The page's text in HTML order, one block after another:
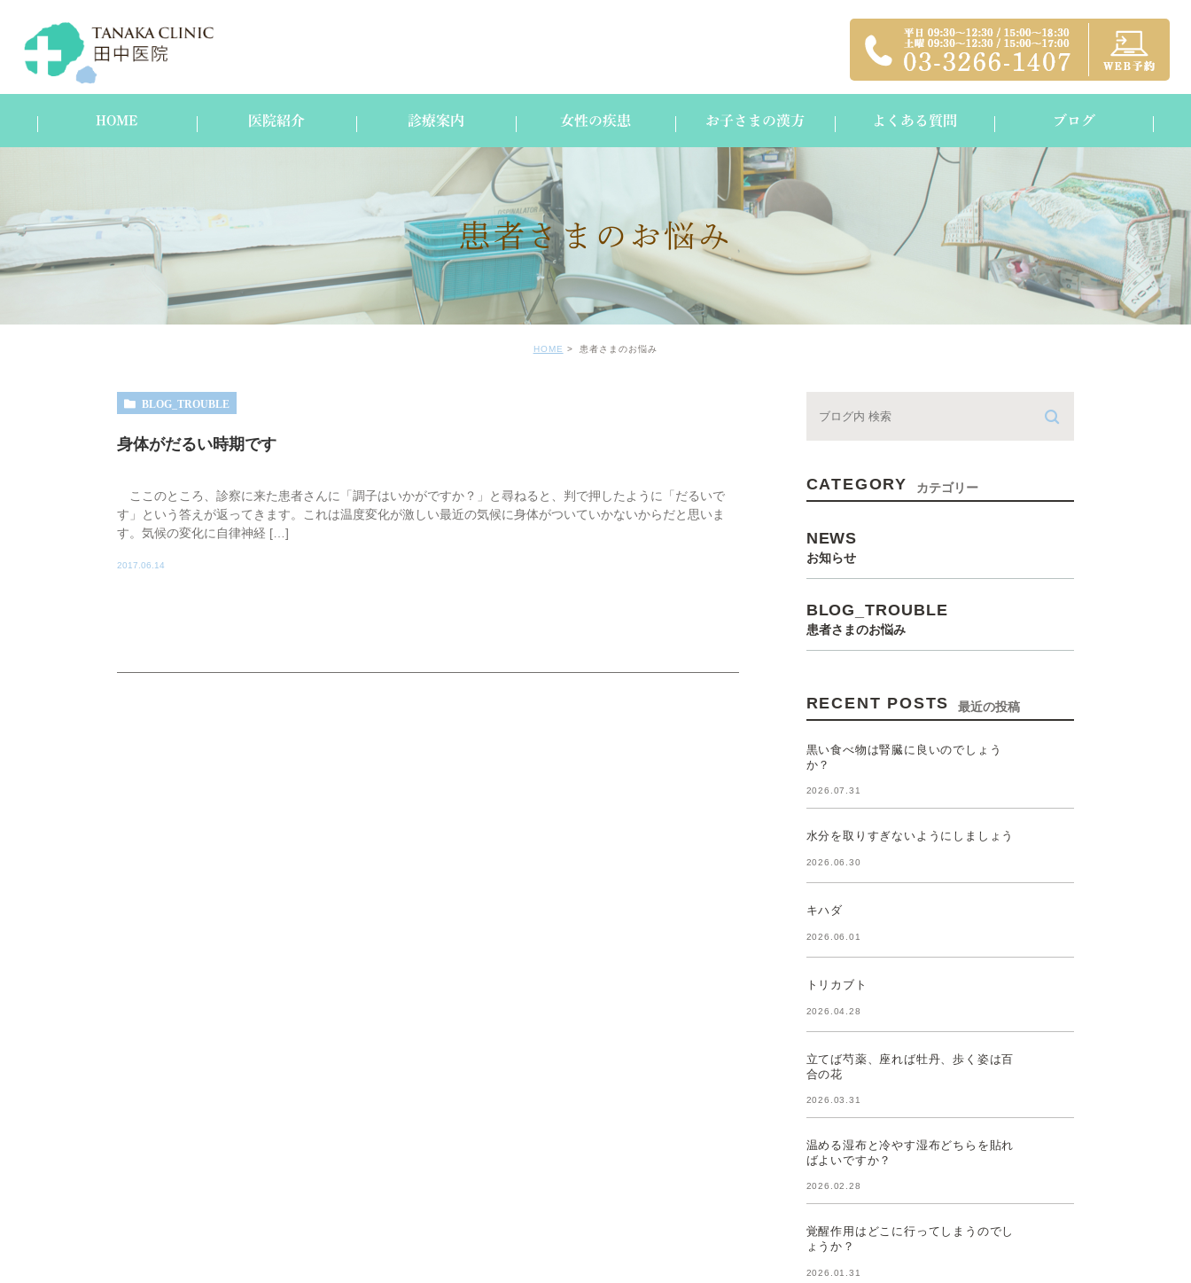
HOME 医院紹介
スタッフ紹介
診療案内 女性の疾患 お子さまの漢方 よくある質問 ブログ
患者さまのお悩み
HOME 患者さまのお悩み
BLOG_TROUBLE
身体がだるい時期です
ここのところ、診察に来た患者さんに「調子はいかがですか？」と尋ねると、判で押したように「だるいで
す」という答えが返ってきます。これは温度変化が激しい最近の気候に身体がついていかないからだと思いま
す。気候の変化に自律神経 […]
2017.06.14
CATEGORY カテゴリー
NEWS
お知らせ
BLOG_TROUBLE
患者さまのお悩み
RECENT POSTS 最近の投稿
黒い食べ物は腎臓に良いのでしょう
か？
2026.07.31
水分を取りすぎないようにしましょう
2026.06.30
キハダ
2026.06.01
トリカブト
2026.04.28
立てば芍薬、座れば牡丹、歩く姿は百
合の花
2026.03.31
温める湿布と冷やす湿布どちらを貼れ
ばよいですか？
2026.02.28
覚醒作用はどこに行ってしまうのでし
ょうか？
2026.01.31